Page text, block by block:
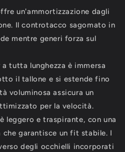
un'ammortizzazione dagli
Il controtacco sagomato in
mentre generi forza sul
tutta lunghezza è immersa
il tallone e si estende fino
voluminosa assicura un
per la velocità.
leggero e traspirante, con una
che garantisce un fit stabile. I
degli occhielli incorporati